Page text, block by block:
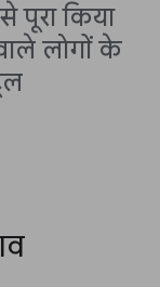
पूरा किया
लोगों के